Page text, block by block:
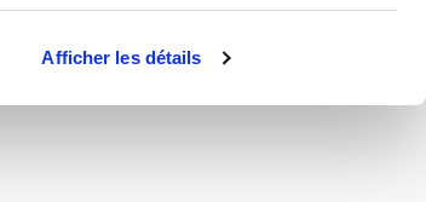
Afficher les détails